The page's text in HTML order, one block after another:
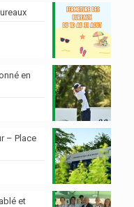
en
– Place
et